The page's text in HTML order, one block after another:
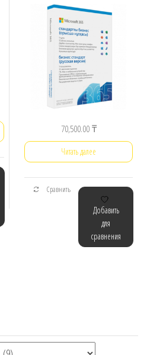
70,500.00₸
Читать далее
Сравнить
Добавить
для
сравнения